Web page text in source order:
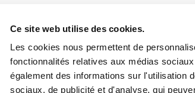
Ce site web utilise des cookies.
Les cookies nous permettent de
fonctionnalités relatives aux médias
également des informations sur l'utilisation
sociaux, de publicité et d'analyse, qui
Grimpantes